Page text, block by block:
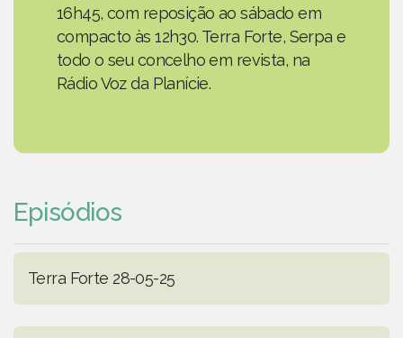
16h45, com reposição ao sábado em
compacto às 12h30. Terra Forte, Serpa e
todo o seu concelho em revista, na
Rádio Voz da Planície.
Episódios
Terra Forte 28-05-25